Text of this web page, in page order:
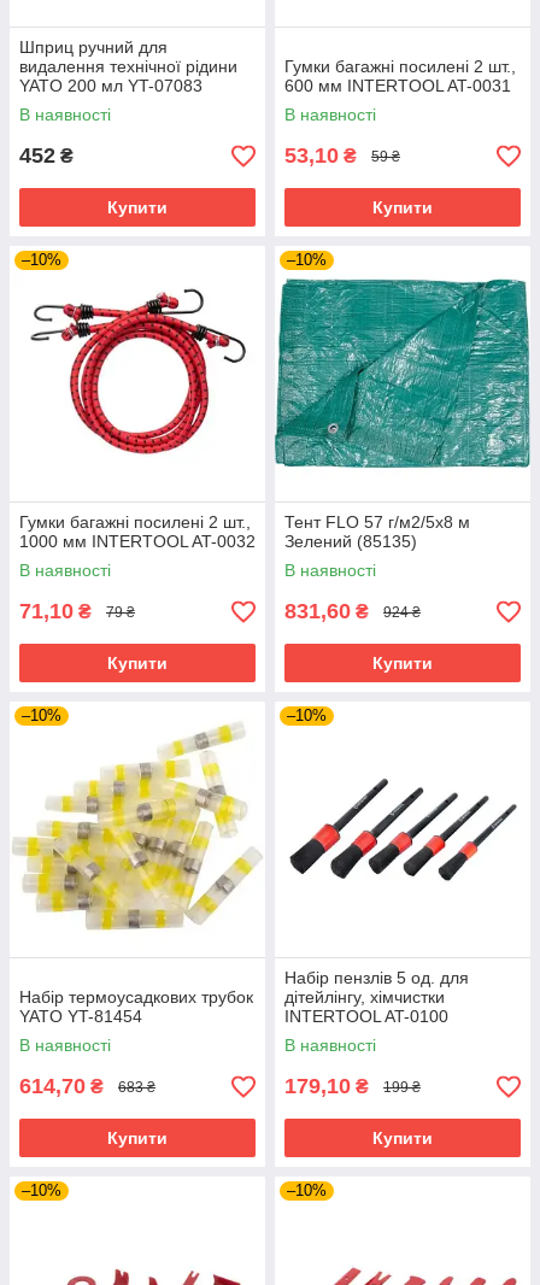
Шприц ручний для
видалення технічної рідини
YATO 200 мл YT-07083
В наявності
452 ₴
Купити
Гумки багажні посилені 2 шт.,
600 мм INTERTOOL AT-0031
В наявності
53,10 ₴ 59 ₴
Купити
–10%
Гумки багажні посилені 2 шт.,
1000 мм INTERTOOL AT-0032
В наявності
71,10 ₴ 79 ₴
Купити
–10%
Тент FLO 57 г/м2/5х8 м
Зелений (85135)
В наявності
831,60 ₴ 924 ₴
Купити
–10%
Набір термоусадкових трубок
YATO YT-81454
В наявності
614,70 ₴ 683 ₴
Купити
–10%
Набір пензлів 5 од. для
дітейлінгу, хімчистки
INTERTOOL AT-0100
В наявності
179,10 ₴ 199 ₴
Купити
–10% –10%